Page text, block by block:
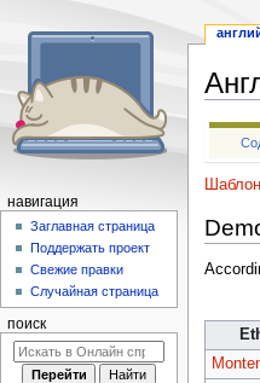
навигация
Заглавная страница
Поддержать проект
Свежие правки
Случайная страница
поиск